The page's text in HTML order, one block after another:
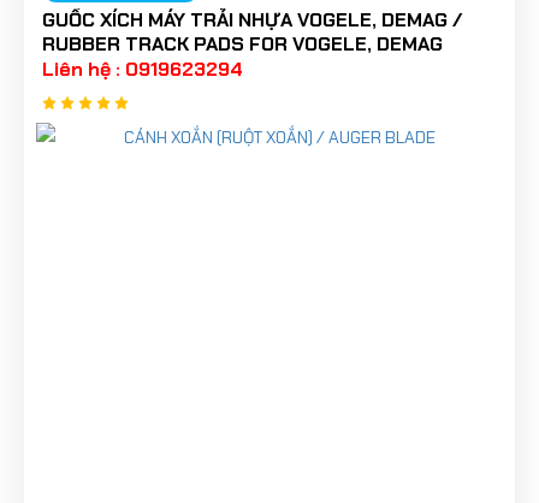
GUỐC XÍCH MÁY TRẢI NHỰA VOGELE, DEMAG /
RUBBER TRACK PADS FOR VOGELE, DEMAG
Liên hệ : 0919623294